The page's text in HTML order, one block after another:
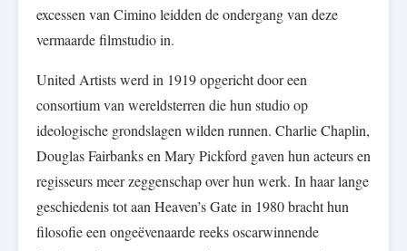
excessen van Cimino leidden de ondergang van deze
vermaarde filmstudio in.
United Artists werd in 1919 opgericht door een
consortium van wereldsterren die hun studio op
ideologische grondslagen wilden runnen. Charlie Chaplin,
Douglas Fairbanks en Mary Pickford gaven hun acteurs en
regisseurs meer zeggenschap over hun werk. In haar lange
geschiedenis tot aan Heaven’s Gate in 1980 bracht hun
filosofie een ongeëvenaarde reeks oscarwinnende